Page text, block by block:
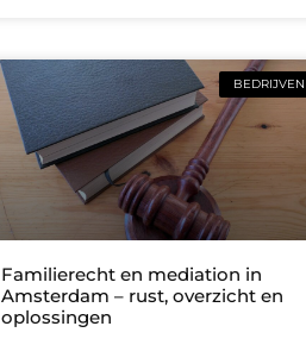
BEDRIJVEN
Familierecht en mediation in
Amsterdam – rust, overzicht en
oplossingen